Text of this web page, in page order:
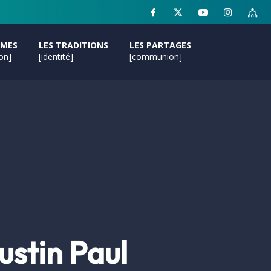
LES TRADITIONS
[identité]
LES PARTAGES
[communion]
Paul